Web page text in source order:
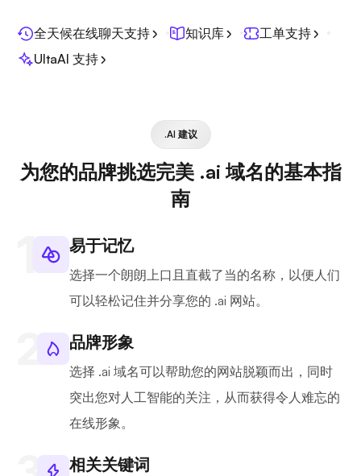
全天候在线聊天支持 知识库
工单支持
UltaAI 支持
.AI 建议
为您的品牌挑选完美 .ai 域名的基本指
南
易于记忆
选择一个朗朗上口且直截了当的名称，以便人们
可以轻松记住并分享您的 .ai 网站。
品牌形象
选择 .ai 域名可以帮助您的网站脱颖而出，同时
突出您对人工智能的关注，从而获得令人难忘的
在线形象。
相关关键词